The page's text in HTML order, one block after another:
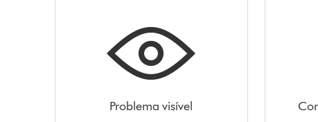
Problema visível